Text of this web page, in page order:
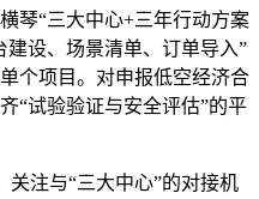
琴“三大中心+三年行动方案
建设、场景清单、订单导入”
个项目。对申报低空经济合
“试验验证与安全评估”的平
关注与“三大中心”的对接机